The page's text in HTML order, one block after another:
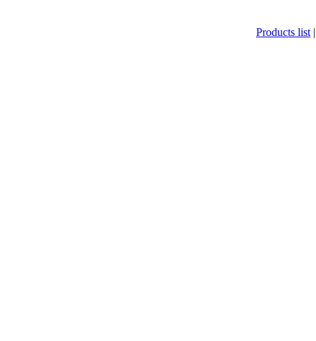
Products list